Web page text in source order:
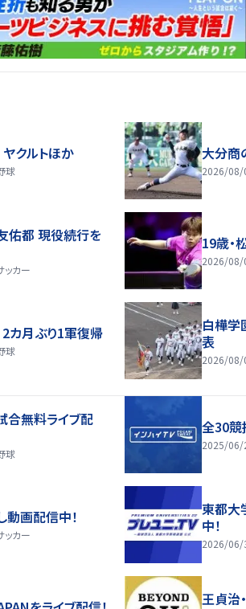
ヤクルトほか
球
大分商
2026/08/
佑都 現役続行を
ッカー
19歳・
2026/08/
カ月ぶり1軍復帰
球
白樺学
表
2026/08/
合無料ライブ配
球
全30競
2025/06/
画配信中！
ッカー
東都大
中！
2026/06/
王貞治